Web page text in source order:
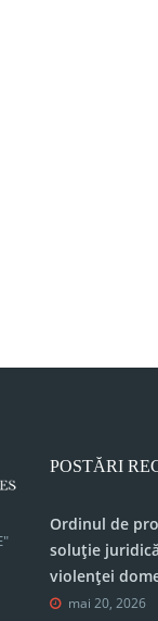
POSTĂRI
Ordinul de
soluție
violenței
mai 20, 2026